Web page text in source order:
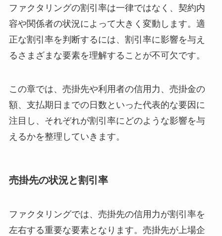
ファクタリングの割引率は一律ではなく、契約内
容や関係者の状況によって大きく変動します。適
正な割引率を判断するには、割引率に影響を与え
るさまざまな要素を理解することが不可欠です。
この章では、売掛先や利用者の信用力、売掛金の
額、支払期日までの日数といった代表的な要因に
注目し、それぞれが割引率にどのような影響を与
えるかを整理していきます。
売掛先の状況と割引率
ファクタリングでは、売掛先の信用力が割引率を
左右する重要な要素となります。売掛先が上場企